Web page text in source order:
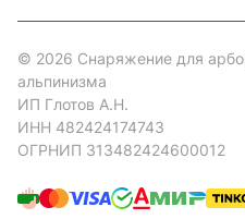
© 2026 Снаряжение для
альпинизма
ИП Глотов А.Н.
ИНН 482424174743
ОГРНИП 313482424600012